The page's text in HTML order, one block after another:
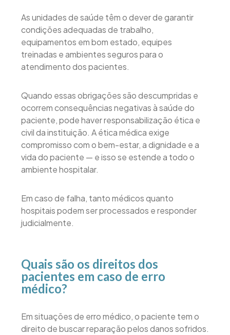
As unidades de saúde têm o dever de garantir
condições adequadas de trabalho,
equipamentos em bom estado, equipes
treinadas e ambientes seguros para o
atendimento dos pacientes.
Quando essas obrigações são descumpridas e
ocorrem consequências negativas à saúde do
paciente, pode haver responsabilização ética e
civil da instituição. A ética médica exige
compromisso com o bem-estar, a dignidade e a
vida do paciente — e isso se estende a todo o
ambiente hospitalar.
Em caso de falha, tanto médicos quanto
hospitais podem ser processados e responder
judicialmente.
Quais são os direitos dos
pacientes em caso de erro
médico?
Em situações de erro médico, o paciente tem o
direito de buscar reparação pelos danos sofridos.